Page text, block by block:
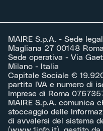
MAIRE S.p.A. - Sede
Magliana 27 00148
Sede operativa - Via
Milano - Italia
Capitale Sociale €
partita IVA e numero di
Imprese di Roma
MAIRE S.p.A. comunica
stoccaggio delle
di avvalersi del sistema